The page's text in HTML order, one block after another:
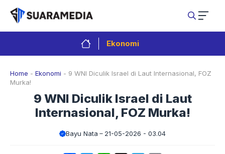
Langsung
isi
Ekonomi
Home - Ekonomi - 9 WNI Diculik Israel di Laut Internasional, FOZ
Murka!
9 WNI Diculik Israel di Laut
Internasional, FOZ Murka!
Bayu Nata 21-05-2026 - 03.04